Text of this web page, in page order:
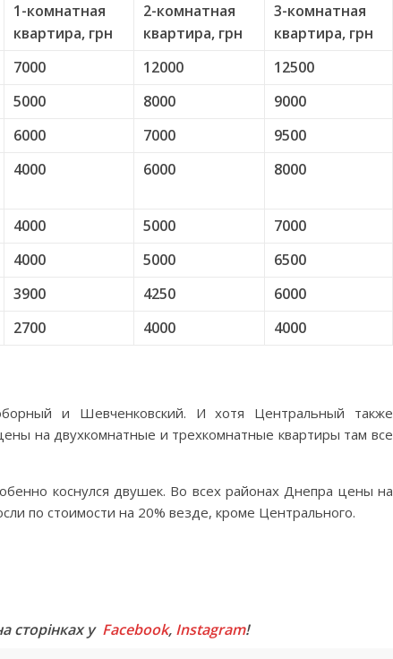
1-комнатная
квартира, грн
2-комнатная
квартира, грн
3-комнатная
квартира, грн
7000 12000
12500
5000 8000
9000
6000 7000
9500
4000 6000 8000
4000 5000
7000
4000 5000
6500
3900 4250
6000
2700 4000 4000
и Шевченковский. И хотя Центральный также
на двухкомнатные и трехкомнатные квартиры там все
коснулся двушек. Во всех районах Днепра цены на
по стоимости на 20% везде, кроме Центрального.
сторінках у Facebook, Instagram!